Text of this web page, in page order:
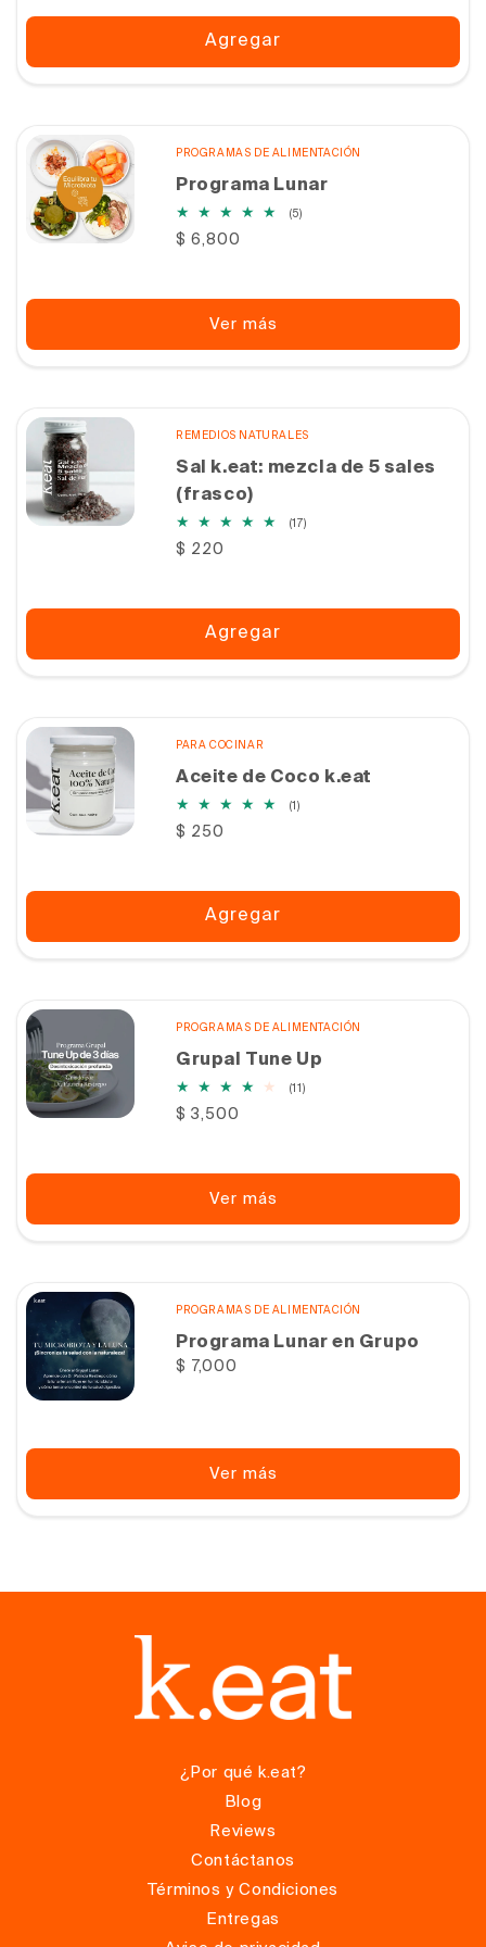
Agregar
PROGRAMAS DE ALIMENTACIÓN
Programa Lunar
(5)5
Precio
$ 6,800
Ver más
REMEDIOS NATURALES
Sal k.eat: mezcla de 5 sales
(frasco)
(17)17
Precio
$ 220
Agregar
PARA COCINAR
Aceite de Coco k.eat
(1)1
Precio
$ 250
Agregar
PROGRAMAS DE ALIMENTACIÓN
Grupal Tune Up
(11)11
Precio
$ 3,500
Ver más
PROGRAMAS DE ALIMENTACIÓN
Programa Lunar en Grupo
Precio
$ 7,000
Ver más
¿Por qué k.eat?
Blog
Reviews
Contáctanos
Términos y Condiciones
Entregas